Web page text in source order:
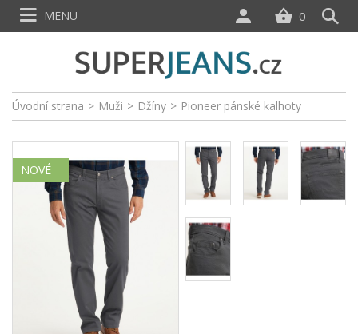
Úvodní strana > Muži > Džíny > Pioneer pánské kalhoty
NOVÉ
0
MENU